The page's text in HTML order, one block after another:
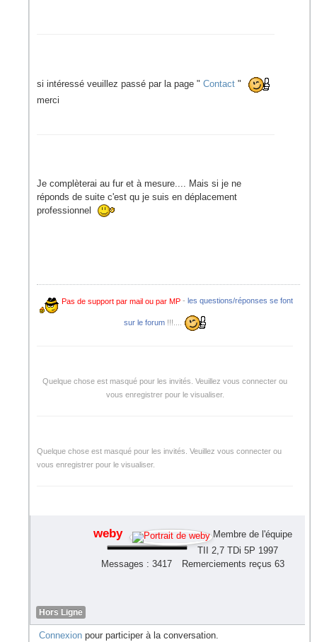
si intéressé veuillez passé par la page " Contact "
merci
Je complèterai au fur et à mesure.... Mais si je ne
réponds de suite c'est qu je suis en déplacement
professionnel
Pas de support par mail ou par MP- les questions/réponses se font
sur le forum!!!....
Quelque chose est masqué pour les invités. Veuillez vous connecter ou
vous enregistrer pour le visualiser.
Quelque chose est masqué pour les invités. Veuillez vous connecter ou
vous enregistrer pour le visualiser.
weby
Membre de l'équipe
TII 2,7 TDi 5P 1997
Messages : 3417
Remerciements reçus 63
Hors Ligne
Connexion pour participer à la conversation.